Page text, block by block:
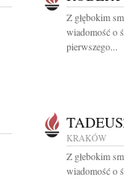
Z głębokim
wiadomość o
pierwszego...
KRAKÓW
Z głebokim
wiadomość o